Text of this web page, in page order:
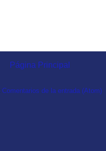
Página Principal
Comentarios de la entrada (Atom)